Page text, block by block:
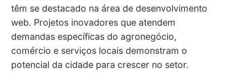
têm se destacado na área de desenvolvimento
web. Projetos inovadores que atendem
demandas específicas do agronegócio,
comércio e serviços locais demonstram o
potencial da cidade para crescer no setor.